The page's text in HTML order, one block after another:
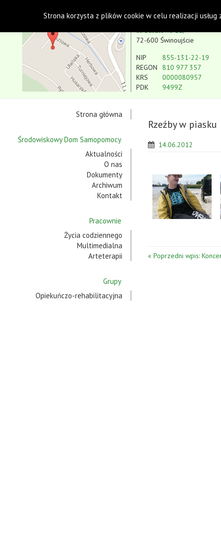
Koło w Świnoujściu
ul. Basztowa 11,
72-600 Świnoujście
NIP
REGON
KRS
PDK
855-131-22-19
810 977 357
0000080957
9499Z
Strona główna
Środowiskowy Dom Samopomocy
Aktualności
O nas
Dokumenty
Archiwum
Kontakt
Pracownie
Życia codziennego
Multimedialna
Arteterapii
Grupy
Opiekuńczo-rehabilitacyjna
Rzeźby w piasku
14.06.2012
« Poprzedni wpis:
Strona korzysta z plików cookie w celu realizacji usług